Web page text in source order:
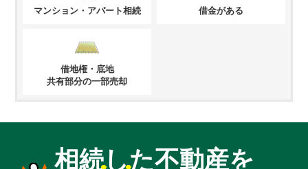
マンション・アパート相続 借金がある
借地権・底地
共有部分の一部売却
相続した不動産を